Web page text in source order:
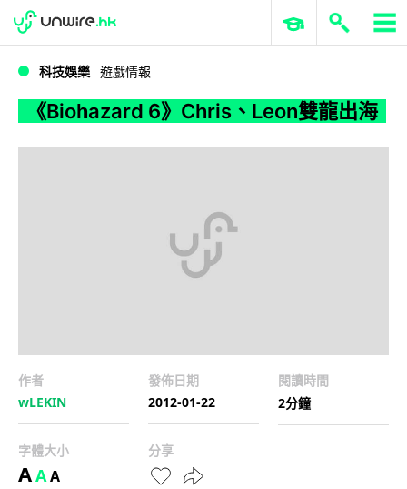
《Biohazard 6》Chris、Leon雙龍出海
WWDC 2026 ERP 與商業 AI
科技娛樂 遊戲情報
《Biohazard 6》Chris、Leon雙龍出海
作者
wLEKIN
發佈日期
2012-01-22
閱讀時間
2分鐘
字體大小
AAA
分享